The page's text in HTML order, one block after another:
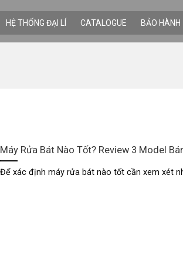
HỆ THỐNG ĐẠI LÍ CATALOGUE BẢO HÀNH
Máy Rửa Bát Nào Tốt? Review 3 Model
Để xác định máy rửa bát nào tốt cần xem xét